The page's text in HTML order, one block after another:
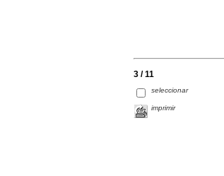
3 / 11
seleccionar
imprimir